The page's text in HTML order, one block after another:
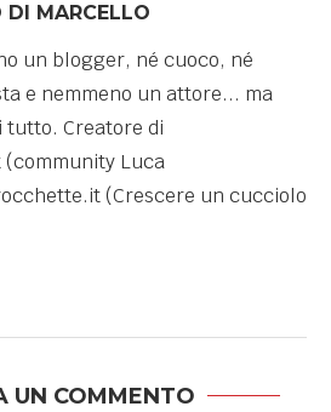
DI MARCELLO
un blogger, né cuoco, né
e nemmeno un attore... ma
tutto. Creatore di
Luca
(Crescere un cucciolo
UN COMMENTO